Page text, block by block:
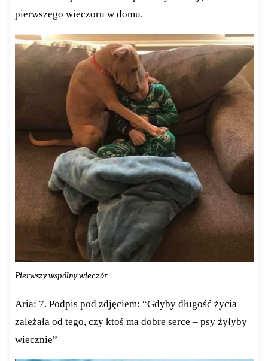
pierwszego wieczoru w domu.
Pierwszy wspólny wieczór
Aria: 7. Podpis pod zdjęciem: “Gdyby długość życia
zależała od tego, czy ktoś ma dobre serce – psy żyłyby
wiecznie”